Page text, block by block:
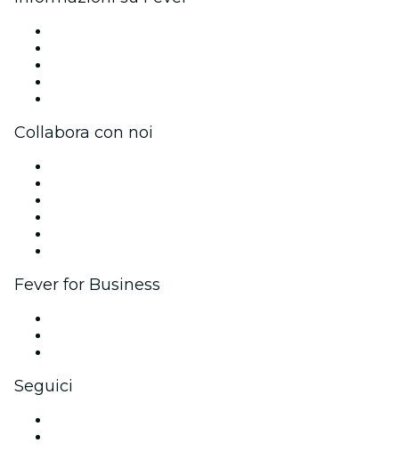
Collabora con noi
Fever for Business
Seguici